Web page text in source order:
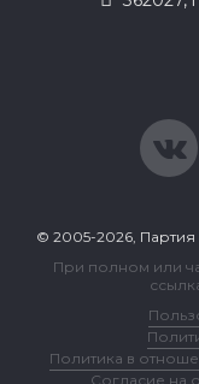
© 2005-2026,
При полном или
Политика в
Согласие на